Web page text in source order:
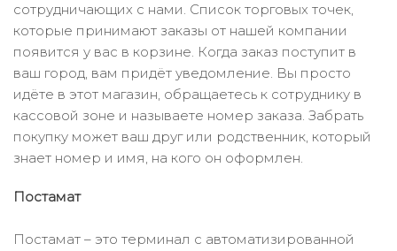
сотрудничающих с нами. Список торговых точек,
которые принимают заказы от нашей компании
появится у вас в корзине. Когда заказ поступит в
ваш город, вам придёт уведомление. Вы просто
идёте в этот магазин, обращаетесь к сотруднику в
кассовой зоне и называете номер заказа. Забрать
покупку может ваш друг или родственник, который
знает номер и имя, на кого он оформлен.
Постамат
Постамат – это терминал с автоматизированной